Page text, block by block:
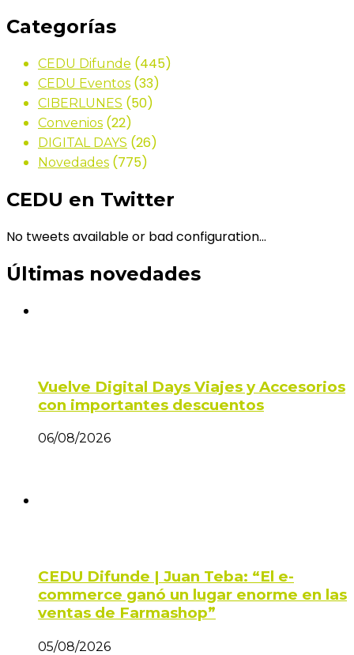
Categorías
CEDU Difunde (445)
CEDU Eventos (33)
CIBERLUNES (50)
Convenios (22)
DIGITAL DAYS (26)
Novedades (775)
CEDU en Twitter
No tweets available or bad configuration...
Últimas novedades
Vuelve Digital Days Viajes y Accesorios
con importantes descuentos
06/08/2026
CEDU Difunde | Juan Teba: “El e-
commerce ganó un lugar enorme en las
ventas de Farmashop”
05/08/2026